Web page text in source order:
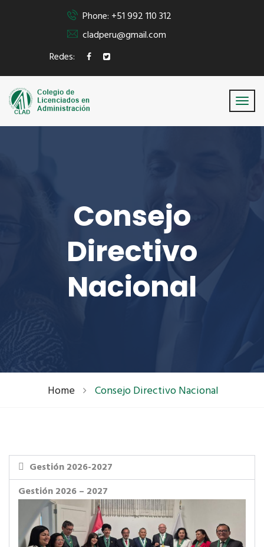
Phone: +51 992 110 312
cladperu@gmail.com
Redes:
Consejo
Directivo
Nacional
Home Consejo Directivo Nacional
Gestión 2026-2027
Gestión 2026 – 2027